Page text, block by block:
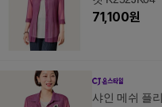
71,100원
샤인 메쉬 플